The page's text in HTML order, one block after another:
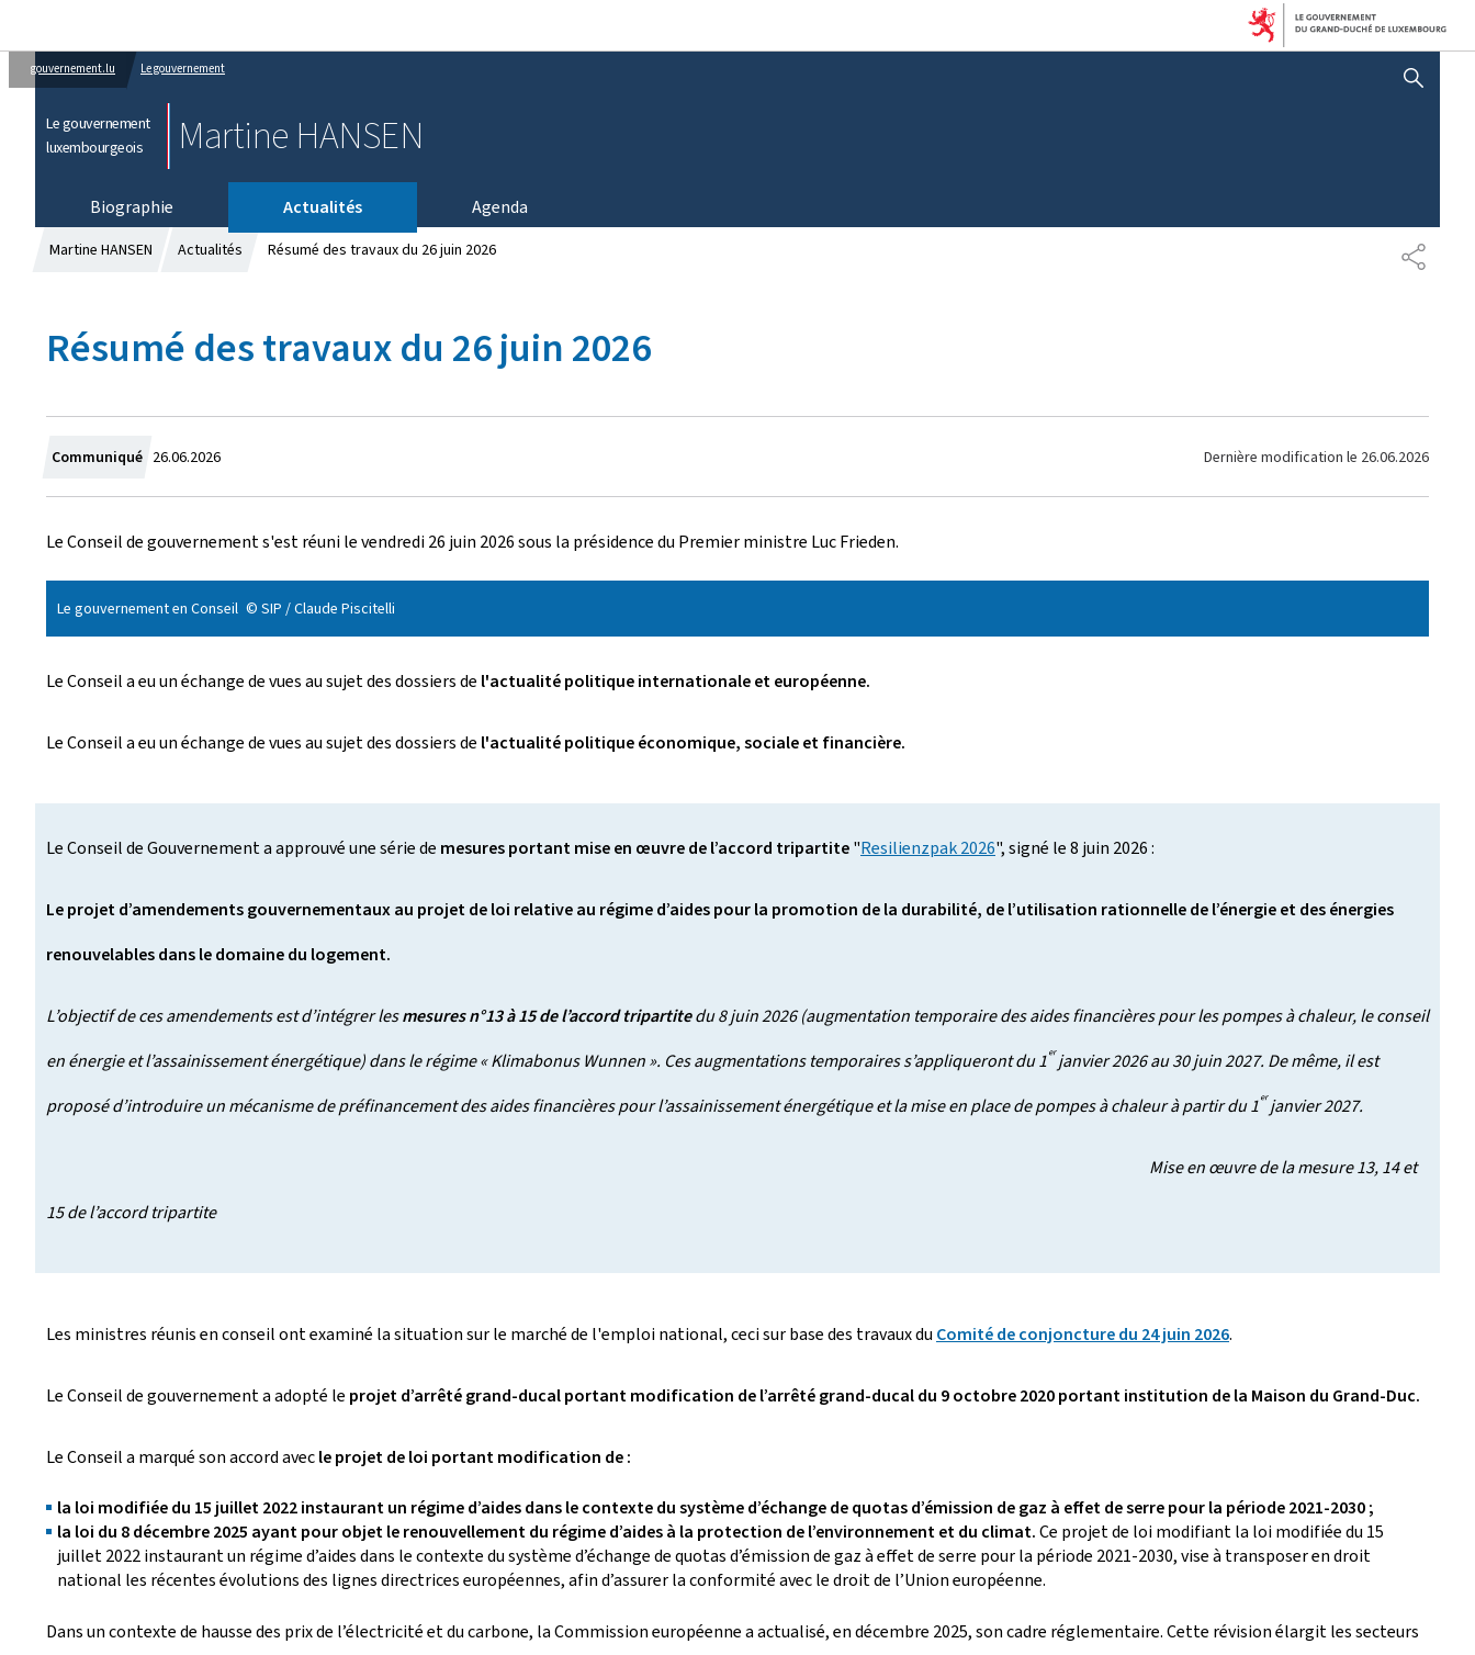
gouvernement.lu Le gouvernement
Le gouvernement
luxembourgeois
Martine HANSEN
AFFICHER / MASQUER LA RECHERCHE
Biographie Actualités Agenda
P
A
Martine HANSEN Actualités Résumé des travaux du 26 juin 2026
Résumé des travaux du 26 juin 2026
Communiqué C
r
é
l
e
26.06.2026 Dernière modification le 26.06.2026
Le Conseil de gouvernement s'est réuni le vendredi 26 juin 2026 sous la présidence du Premier ministre Luc Frieden.
Le gouvernement en Conseil © SIP / Claude Piscitelli
Le Conseil a eu un échange de vues au sujet des dossiers de l'actualité politique internationale et européenne.
Le Conseil a eu un échange de vues au sujet des dossiers de l'actualité politique économique, sociale et financière.
Le Conseil de Gouvernement a approuvé une série de mesures portant mise en œuvre de l’accord tripartite"Resilienzpak 2026", signé le 8 juin 2026 :
Le projet d’amendements gouvernementaux au projet de loi relative au régime d’aides pour la promotion de la durabilité, de l’utilisation rationnelle de l’énergie et des énergies
renouvelables dans le domaine du logement.
L’objectif de ces amendements est d’intégrer lesmesures n°13 à 15 de l’accord tripartitedu 8 juin 2026 (augmentation temporaire des aides financières pour les pompes à chaleur, le conseil
en énergie et l’assainissement énergétique) dans le régime « Klimabonus Wunnen ». Ces augmentations temporaires s’appliqueront du 1er janvier 2026 au 30 juin 2027. De même, il est
proposé d’introduire un mécanisme de préfinancement des aides financières pour l’assainissement énergétique et la mise en place de pompes à chaleur à partir du 1er janvier 2027.
Mise en œuvre de la mesure 13, 14 et
15 de l’accord tripartite
Les ministres réunis en conseil ont examiné la situation sur le marché de l'emploi national, ceci sur base des travaux du Comité de conjoncture du 24 juin 2026.
Le Conseil de gouvernement a adopté le projet d’arrêté grand-ducal portant modification de l’arrêté grand-ducal du 9 octobre 2020 portant institution de la Maison du Grand-Duc.
Le Conseil a marqué son accord avecle projet de loi portant modification de :
la loi modifiée du 15 juillet 2022 instaurant un régime d’aides dans le contexte du système d’échange de quotas d’émission de gaz à effet de serre pour la période 2021-2030 ;
la loi du 8 décembre 2025 ayant pour objet le renouvellement du régime d’aides à la protection de l’environnement et du climat.Ce projet de loi modifiant la loi modifiée du 15
juillet 2022 instaurant un régime d’aides dans le contexte du système d’échange de quotas d’émission de gaz à effet de serre pour la période 2021-2030, vise à transposer en droit
national les récentes évolutions des lignes directrices européennes, afin d’assurer la conformité avec le droit de l’Union européenne.
Dans un contexte de hausse des prix de l’électricité et du carbone, la Commission européenne a actualisé, en décembre 2025, son cadre réglementaire. Cette révision élargit les secteurs